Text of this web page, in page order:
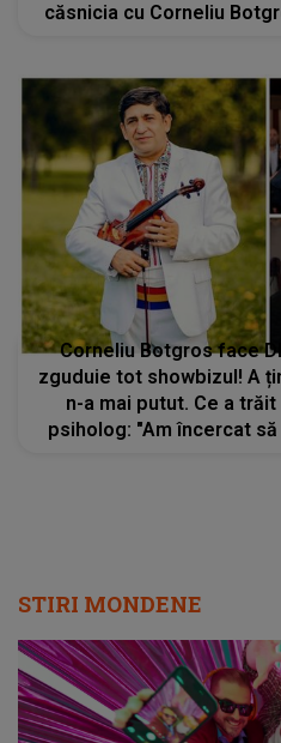
căsnicia cu Corneliu
Corneliu Botgros face
zguduie tot showbizul! A
n-a mai putut. Ce a
psiholog: "Am încercat
STIRI MONDENE